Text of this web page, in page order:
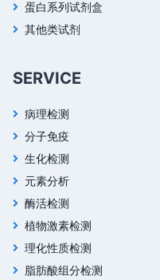
蛋白系列试剂盒
其他类试剂
SERVICE
病理检测
分子免疫
生化检测
元素分析
酶活检测
植物激素检测
理化性质检测
脂肪酸组分检测